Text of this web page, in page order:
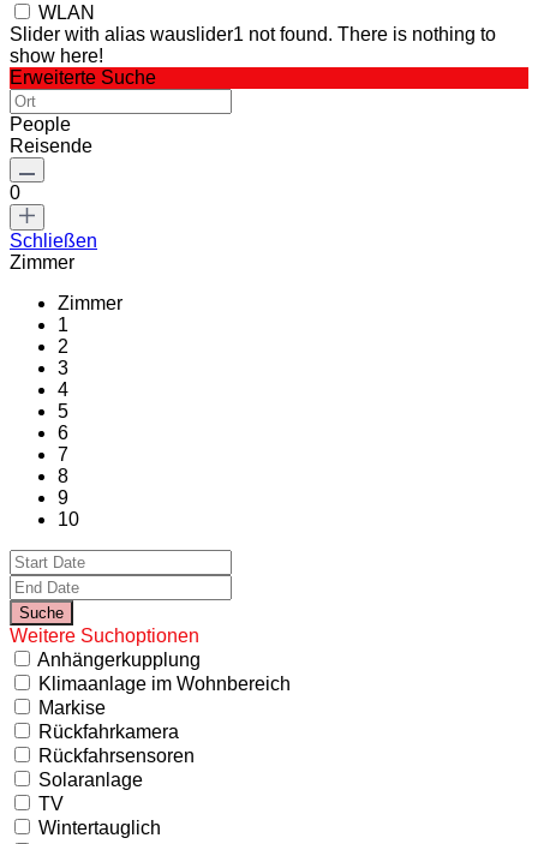
WLAN
Slider with alias wauslider1 not found. There is nothing to
show here!
Erweiterte Suche
People
Reisende
0
Schließen
Zimmer
Zimmer
1
2
3
4
5
6
7
8
9
10
Weitere Suchoptionen
Anhängerkupplung
Klimaanlage im Wohnbereich
Markise
Rückfahrkamera
Rückfahrsensoren
Solaranlage
TV
Wintertauglich